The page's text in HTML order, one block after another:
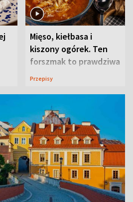
Mięso, kiełbasa i
kiszony ogórek. Ten
forszmak to prawdziwa
uczta
Przepisy